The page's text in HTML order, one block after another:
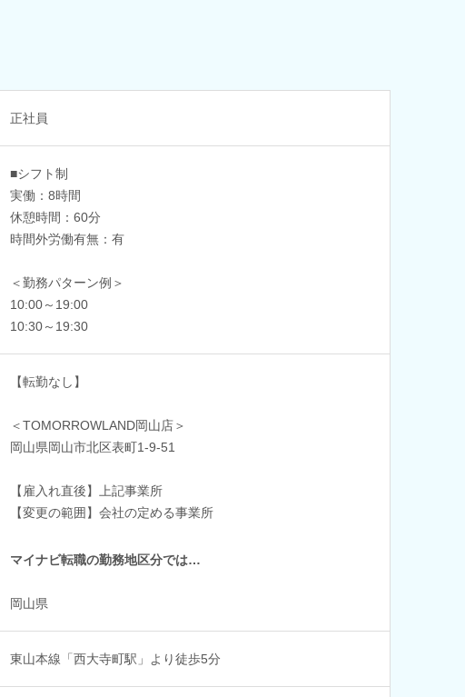
正社員
■シフト制
実働：8時間
休憩時間：60分
時間外労働有無：有
＜勤務パターン例＞
10:00～19:00
10:30～19:30
【転勤なし】
＜TOMORROWLAND岡山店＞
岡山県岡山市北区表町1-9-51
【雇入れ直後】上記事業所
【変更の範囲】会社の定める事業所
マイナビ転職の勤務地区分では…
岡山県
東山本線「西大寺町駅」より徒歩5分